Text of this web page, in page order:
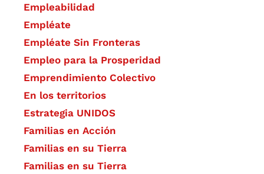
Empleabilidad
Empléate
Empléate Sin Fronteras
Empleo para la Prosperidad
Emprendimiento Colectivo
En los territorios
Estrategia UNIDOS
Familias en Acción
Familias en su Tierra
Familias en su Tierra